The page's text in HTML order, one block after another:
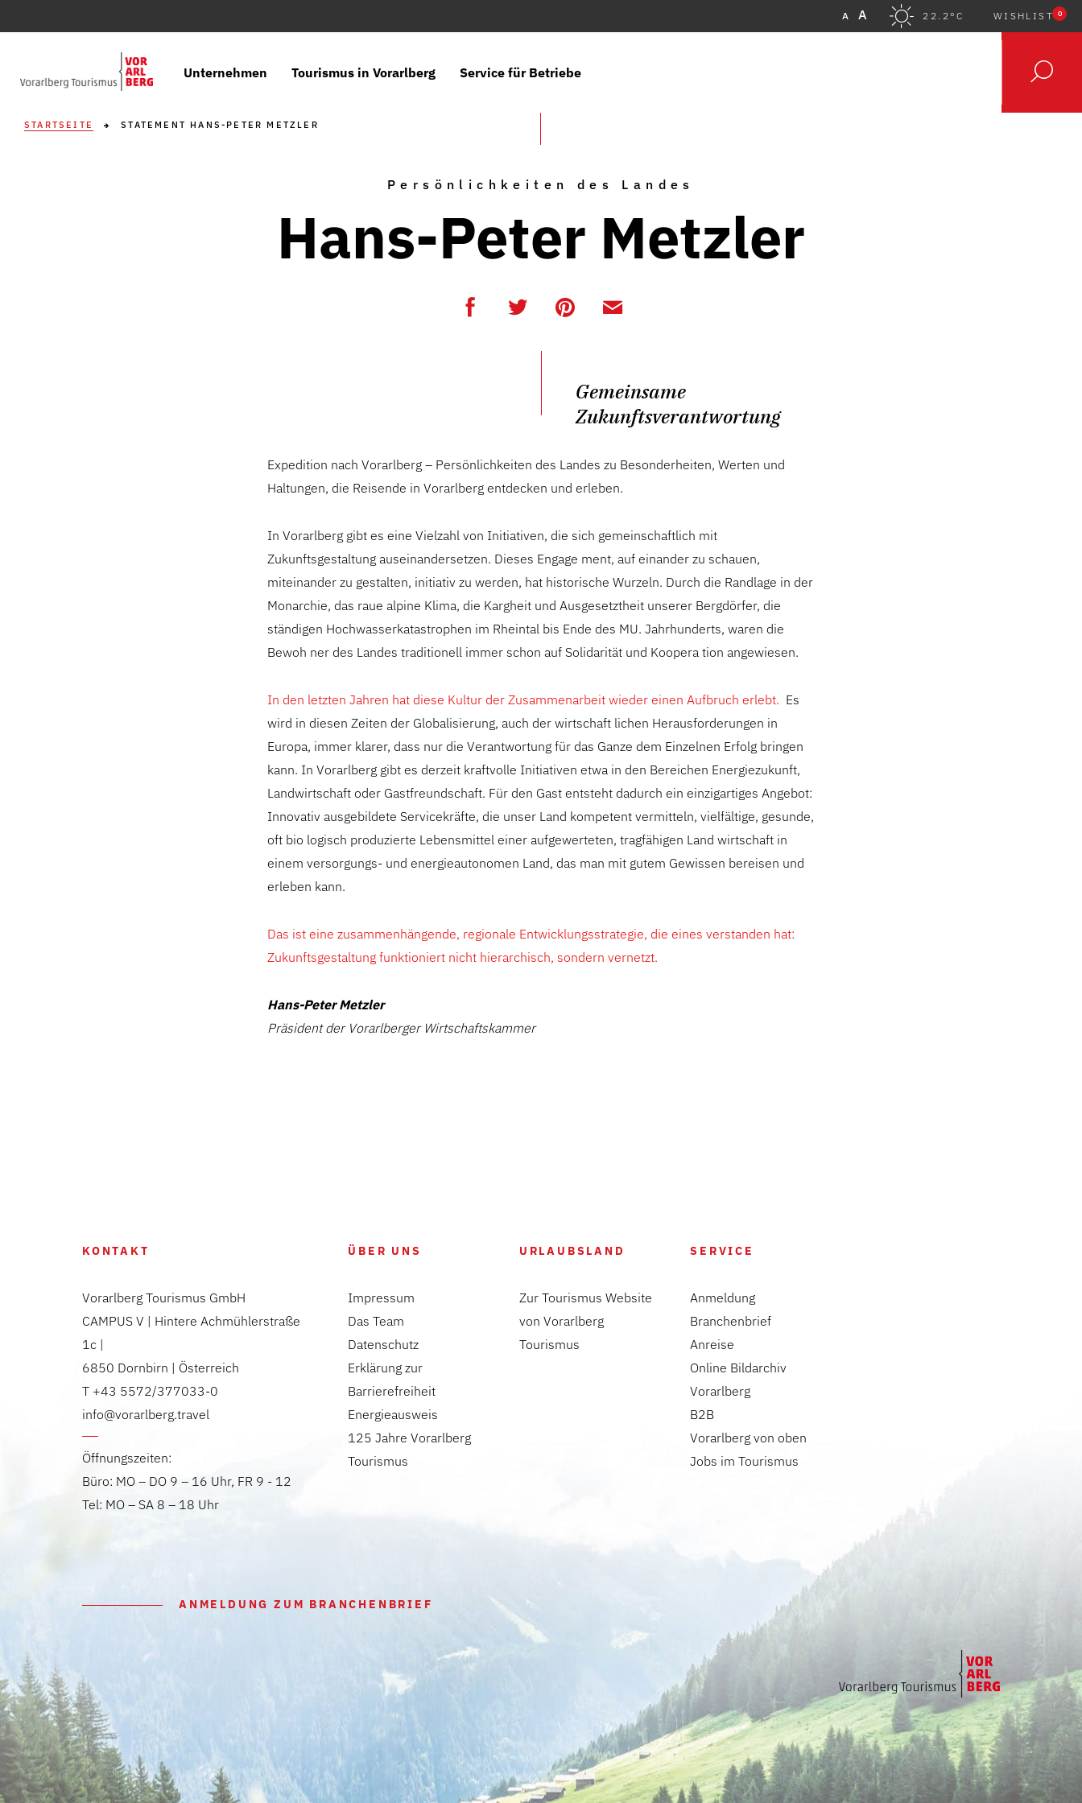
A A 22.2°C WISHLIST 0
Unternehmen Tourismus in Vorarlberg Service für Betriebe
STARTSEITE STATEMENT HANS-PETER METZLER
Persönlichkeiten des Landes
Hans-Peter Metzler
Gemeinsame
Zukunftsverantwortung
Expedition nach Vorarlberg – Persönlichkeiten des Landes zu Besonderheiten, Werten und
Haltungen, die Reisende in Vorarlberg entdecken und erleben.
In Vorarlberg gibt es eine Vielzahl von Initiativen, die sich gemeinschaftlich mit
Zukunftsgestaltung auseinandersetzen. Dieses Engage ment, auf einander zu schauen,
miteinander zu gestalten, initiativ zu werden, hat historische Wurzeln. Durch die Randlage in der
Monarchie, das raue alpine Klima, die Kargheit und Ausgesetztheit unserer Bergdörfer, die
ständigen Hochwasserkatastrophen im Rheintal bis Ende des MU. Jahrhunderts, waren die
Bewoh ner des Landes traditionell immer schon auf Solidarität und Koopera tion angewiesen.
In den letzten Jahren hat diese Kultur der Zusammenarbeit wieder einen Aufbruch erlebt. Es
wird in diesen Zeiten der Globalisierung, auch der wirtschaft lichen Herausforderungen in
Europa, immer klarer, dass nur die Verantwortung für das Ganze dem Einzelnen Erfolg bringen
kann. In Vorarlberg gibt es derzeit kraftvolle Initiativen etwa in den Bereichen Energiezukunft,
Landwirtschaft oder Gastfreundschaft. Für den Gast entsteht dadurch ein einzigartiges Angebot:
Innovativ ausgebildete Servicekräfte, die unser Land kompetent vermitteln, vielfältige, gesunde,
oft bio logisch produzierte Lebensmittel einer aufgewerteten, tragfähigen Land wirtschaft in
einem versorgungs- und energieautonomen Land, das man mit gutem Gewissen bereisen und
erleben kann.
Das ist eine zusammenhängende, regionale Entwicklungsstrategie, die eines verstanden hat:
Zukunftsgestaltung funktioniert nicht hierarchisch, sondern vernetzt.
Hans-Peter Metzler
Präsident der Vorarlberger Wirtschaftskammer
KONTAKT
Vorarlberg Tourismus GmbH
CAMPUS V | Hintere Achmühlerstraße
1c |
6850 Dornbirn | Österreich
T +43 5572/377033-0
info@vorarlberg.travel
Öffnungszeiten:
Büro: MO – DO 9 – 16 Uhr, FR 9 - 12
Tel: MO – SA 8 – 18 Uhr
ÜBER UNS
Impressum
Das Team
Datenschutz
Erklärung zur
Barrierefreiheit
Energieausweis
125 Jahre Vorarlberg
Tourismus
URLAUBSLAND
Zur Tourismus Website
von Vorarlberg
Tourismus
SERVICE
Anmeldung
Branchenbrief
Anreise
Online Bildarchiv
Vorarlberg
B2B
Vorarlberg von oben
Jobs im Tourismus
ANMELDUNG ZUM BRANCHENBRIEF